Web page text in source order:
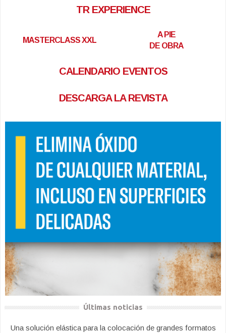
TR EXPERIENCE
MASTERCLASS XXL
A PIE
DE OBRA
CALENDARIO EVENTOS
DESCARGA LA REVISTA
Últimas noticias
Una solución elástica para la colocación de grandes formatos